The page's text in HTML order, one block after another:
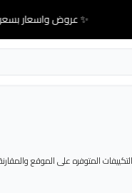
✨ عروض واسعار بسعر
المتوفره على الموقع